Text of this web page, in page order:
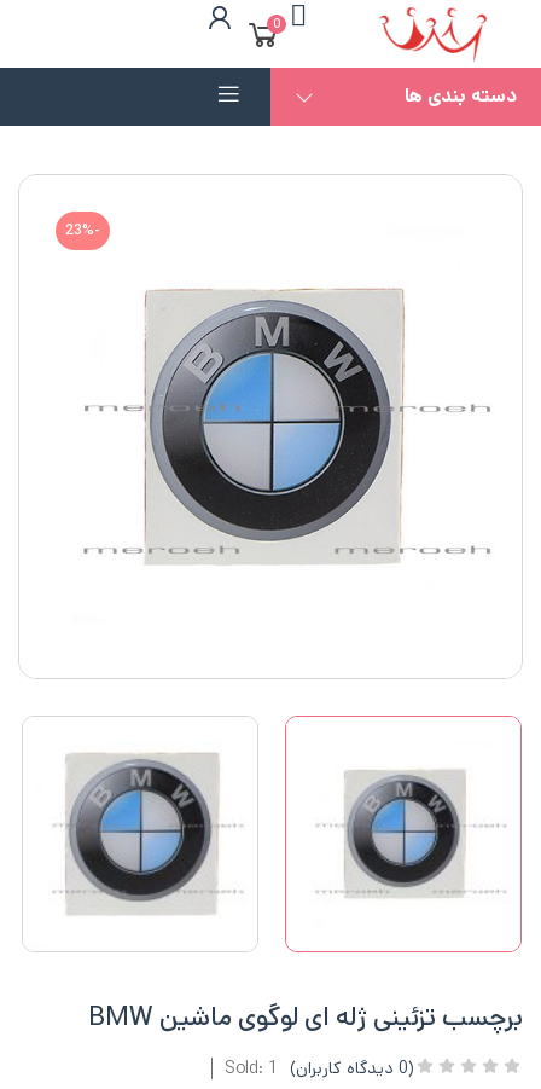
0
دسته بندی ها
-23%
برچسب تزئینی ژله ای لوگوی ماشین BMW
(
0 دیدگاه کاربران) Sold: 1